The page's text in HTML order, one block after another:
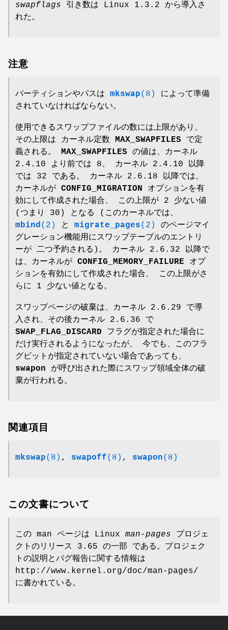
swapflags 引き数は Linux 1.3.2 から導入さ
れた。
注意
パーティションやパスは mkswap(8)
によって準備
されていなければならない。
使用できるスワップファイルの数には上限があり、
その上限は カーネル定数 MAX_SWAPFILES で定
義される。 MAX_SWAPFILES の値は、カーネル
2.4.10 より前では 8、 カーネル 2.4.10 以降
では 32 である。 カーネル 2.6.18 以降では、
カーネルが CONFIG_MIGRATION オプションを有
効にして作成された場合、 この上限が 2 少ない値
(つまり 30) となる (このカーネルでは、
mbind(2) と migrate_pages(2)
のページマイ
グレーション機能用にスワップテーブルのエントリ
ーが 二つ予約される)。 カーネル 2.6.32 以降で
は、カーネルが CONFIG_MEMORY_FAILURE オプ
ションを有効にして作成された場合、 この上限がさ
らに 1 少ない値となる。
スワップページの破棄は、カーネル 2.6.29 で導
入され、その後カーネル 2.6.36 で
SWAP_FLAG_DISCARD フラグが指定された場合に
だけ実行されるようになったが、 今でも、このフラ
グビットが指定されていない場合であっても、
swapon が呼び出された際にスワップ領域全体の破
棄が行われる。
関連項目
mkswap(8) , swapoff(8) , swapon(8)
この文書について
この man ページは Linux man-pages プロジェ
クトのリリース 3.65 の一部 である。プロジェク
トの説明とバグ報告に関する情報は
http://www.kernel.org/doc/man-pages/
に書かれている。